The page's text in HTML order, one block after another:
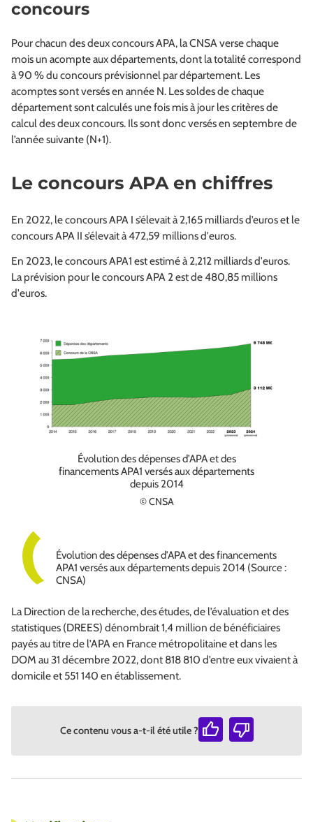
concours
Pour chacun des deux concours APA, la CNSA verse chaque
mois un acompte aux départements, dont la totalité correspond
à 90 % du concours prévisionnel par département. Les
acomptes sont versés en année N. Les soldes de chaque
département sont calculés une fois mis à jour les critères de
calcul des deux concours. Ils sont donc versés en septembre de
l’année suivante (N+1).
Le concours APA en chiffres
En 2022, le concours APA I s’élevait à 2,165 milliards d’euros et le
concours APA II s’élevait à 472,59 millions d'euros.
En 2023, le concours APA1 est estimé à 2,212 milliards d'euros.
La prévision pour le concours APA 2 est de 480,85 millions
d'euros.
Évolution des dépenses d’APA et des
financements APA1 versés aux départements
depuis 2014
© CNSA
Évolution des dépenses d’APA et des financements
APA1 versés aux départements depuis 2014 (Source :
CNSA)
La Direction de la recherche, des études, de l’évaluation et des
statistiques (DREES) dénombrait 1,4 million de bénéficiaires
payés au titre de l’APA en France métropolitaine et dans les
DOM au 31 décembre 2022, dont 818 810 d’entre eux vivaient à
domicile et 551 140 en établissement.
Ce contenu vous a-t-il été utile ?